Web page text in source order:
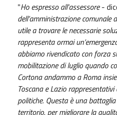
"Ho espresso all'assessore-
dell’amministrazione
utile a trovare le necessarie
rappresenta ormai
abbiamo rivendicato con forza
mobilitazione di luglio quando
Cortona andammo a Roma
Toscana e Lazio
politiche. Questa è una
territorio, per migliorare la